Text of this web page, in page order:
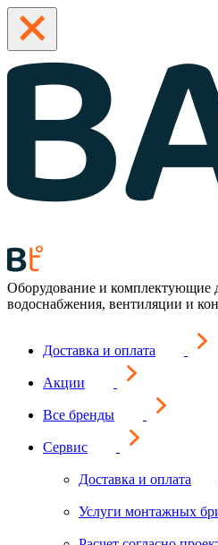
Оборудование и комплектующие
водоснабжения, вентиляции и
Доставка и оплата
Акции
Все бренды
Сервис
Доставка и оплата
Услуги монтажных